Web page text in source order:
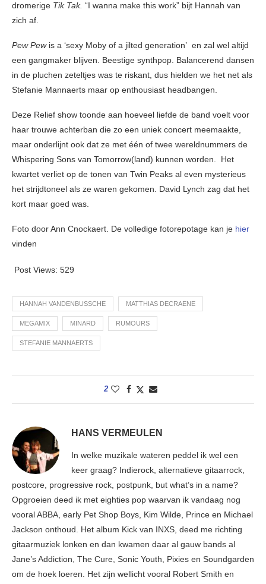
dromerige Tik Tak. “I wanna make this work” bijt Hannah van
zich af.
Pew Pew is a ‘sexy Moby of a jilted generation’ en zal wel altijd
een gangmaker blijven. Beestige synthpop. Balancerend dansen
in de pluchen zeteltjes was te riskant, dus hielden we het net als
Stefanie Mannaerts maar op enthousiast headbangen.
Deze Relief show toonde aan hoeveel liefde de band voelt voor
haar trouwe achterban die zo een uniek concert meemaakte,
maar onderlijnt ook dat ze met één of twee wereldnummers de
Whispering Sons van Tomorrow(land) kunnen worden. Het
kwartet verliet op de tonen van Twin Peaks al even mysterieus
het strijdtoneel als ze waren gekomen. David Lynch zag dat het
kort maar goed was.
Foto door Ann Cnockaert. De volledige fotorepotage kan je hier
vinden
Post Views: 529
HANNAH VANDENBUSSCHE MATTHIAS DECRAENE
MEGAMIX MINARD RUMOURS
STEFANIE MANNAERTS
2
HANS VERMEULEN
In welke muzikale wateren peddel ik wel een
keer graag? Indierock, alternatieve gitaarrock,
postcore, progressive rock, postpunk, but what’s in a name?
Opgroeien deed ik met eighties pop waarvan ik vandaag nog
vooral ABBA, early Pet Shop Boys, Kim Wilde, Prince en Michael
Jackson onthoud. Het album Kick van INXS, deed me richting
gitaarmuziek lonken en dan kwamen daar al gauw bands al
Jane’s Addiction, The Cure, Sonic Youth, Pixies en Soundgarden
om de hoek loeren. Het zijn wellicht vooral Robert Smith en